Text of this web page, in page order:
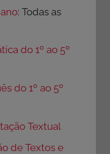
: Todas as
do 1º ao 5º
do 1º ao 5º
Textual
de Textos e